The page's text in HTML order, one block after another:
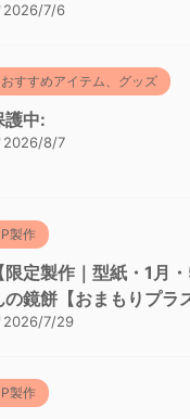
2026/7/6
おすすめアイテム、グッズ
護中:
2026/8/7
P製作
【限定製作｜型紙・1月
の鏡餅【おまもりプラ
2026/7/29
P製作